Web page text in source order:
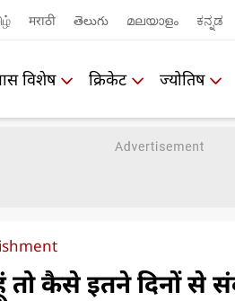
मराठी తెలుగు മലയാളം ಕನ್ನಡ
विशेष क्रिकेट ज्योतिष
तो कैसे इतने दिनों से